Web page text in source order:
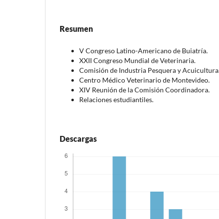
Resumen
V Congreso Latino-Americano de Buiatría.
XXII Congreso Mundial de Veterinaria.
Comisión de Industria Pesquera y
Centro Médico Veterinario de Montevideo.
XIV Reunión de la Comisión Coordinadora.
Relaciones estudiantiles.
Descargas